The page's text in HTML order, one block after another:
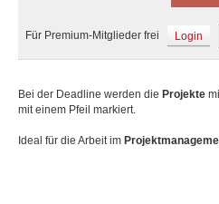
Für Premium-Mitglieder frei Login
Bei der Deadline werden die Projekte
mit einem Pfeil markiert.
Ideal für die Arbeit im